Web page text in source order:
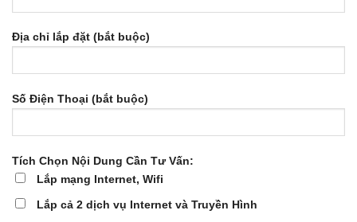
Địa chỉ lắp đặt (bắt buộc)
Số Điện Thoại (bắt buộc)
Tích Chọn Nội Dung Cần Tư Vấn:
Lắp mạng Internet, Wifi
Lắp cả 2 dịch vụ Internet và Truyền Hình